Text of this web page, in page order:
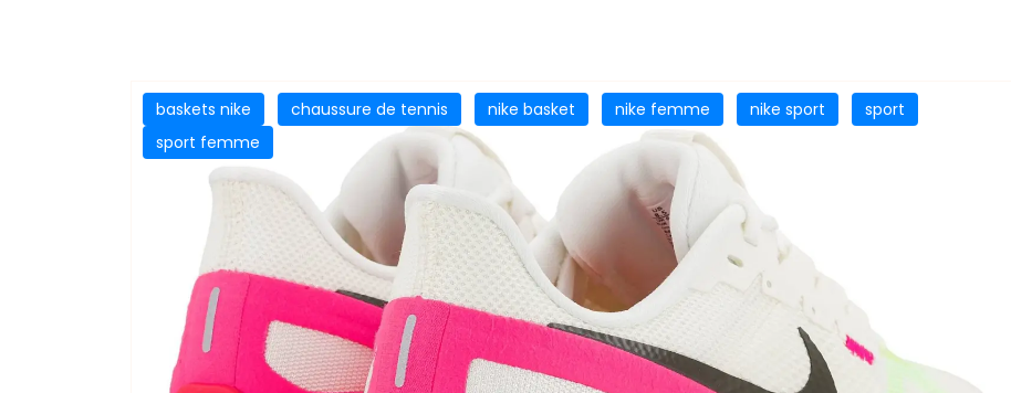
baskets nike chaussure de tennis nike basket nike femme nike sport
sport
sport femme